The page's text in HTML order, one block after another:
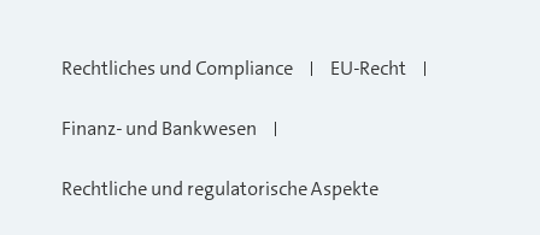
Rechtliches und Compliance EU-Recht
Finanz- und Bankwesen
Rechtliche und regulatorische Aspekte